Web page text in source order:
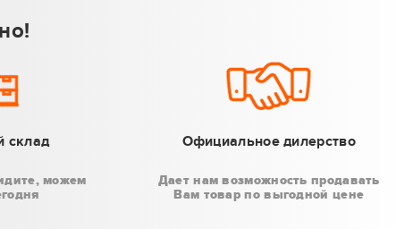
склад
можем
Официальное дилерство
Дает нам возможность продавать
Вам товар по выгодной цене